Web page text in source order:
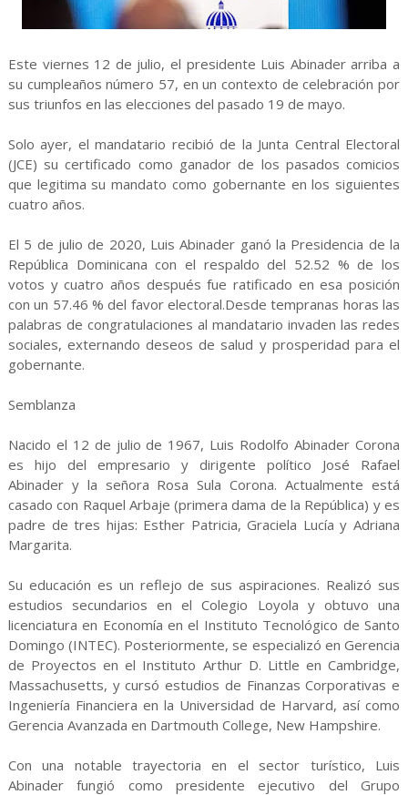
Este viernes 12 de julio, el presidente Luis Abinader arriba a
su cumpleaños número 57, en un contexto de celebración por
sus triunfos en las elecciones del pasado 19 de mayo.
Solo ayer, el mandatario recibió de la Junta Central Electoral
(JCE) su certificado como ganador de los pasados comicios
que legitima su mandato como gobernante en los siguientes
cuatro años.
El 5 de julio de 2020, Luis Abinader ganó la Presidencia de la
República Dominicana con el respaldo del 52.52 % de los
votos y cuatro años después fue ratificado en esa posición
con un 57.46 % del favor electoral.Desde tempranas horas las
palabras de congratulaciones al mandatario invaden las redes
sociales, externando deseos de salud y prosperidad para el
gobernante.
Semblanza
Nacido el 12 de julio de 1967, Luis Rodolfo Abinader Corona
es hijo del empresario y dirigente político José Rafael
Abinader y la señora Rosa Sula Corona. Actualmente está
casado con Raquel Arbaje (primera dama de la República) y es
padre de tres hijas: Esther Patricia, Graciela Lucía y Adriana
Margarita.
Su educación es un reflejo de sus aspiraciones. Realizó sus
estudios secundarios en el Colegio Loyola y obtuvo una
licenciatura en Economía en el Instituto Tecnológico de Santo
Domingo (INTEC). Posteriormente, se especializó en Gerencia
de Proyectos en el Instituto Arthur D. Little en Cambridge,
Massachusetts, y cursó estudios de Finanzas Corporativas e
Ingeniería Financiera en la Universidad de Harvard, así como
Gerencia Avanzada en Dartmouth College, New Hampshire.
Con una notable trayectoria en el sector turístico, Luis
Abinader fungió como presidente ejecutivo del Grupo